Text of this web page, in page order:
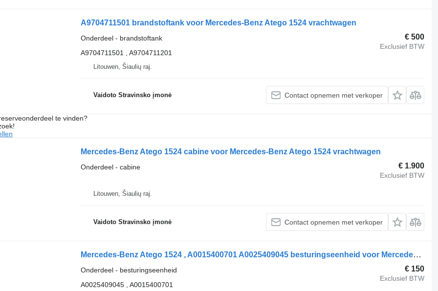
A9704711501 brandstoftank voor Mercedes-Benz Atego 1524 vrachtwagen
€ 500
Exclusief BTW
Onderdeel - brandstoftank
A9704711501 , A9704711201
Litouwen, Šiaulių raj.
Vaidoto Stravinsko įmonė Contact opnemen met verkoper
te vinden?
Mercedes-Benz Atego 1524 cabine voor Mercedes-Benz Atego 1524 vrachtwagen
€ 1.900
Exclusief BTW
Onderdeel - cabine
Litouwen, Šiaulių raj.
Vaidoto Stravinsko įmonė Contact opnemen met verkoper
Mercedes-Benz Atego 1524 , A0015400701 A0025409045 besturingseenheid voor Mercedes-Benz Atego 1524 , A0015400701 vrachtwagen
€ 150
Exclusief BTW
Onderdeel - besturingseenheid
A0025409045 , A0015400701